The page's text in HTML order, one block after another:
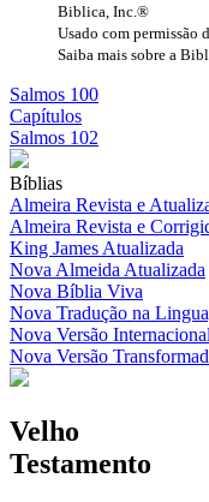
Biblica, Inc.®
Usado com permissão
Saiba mais sobre a
Salmos 100
Capítulos
Salmos 102
Bíblias
Almeira Revista e
Almeira Revista e
King James Atualizada
Nova Almeida Atualizada
Nova Bíblia Viva
Nova Tradução na
Nova Versão Internacional
Nova Versão
Velho
Testamento